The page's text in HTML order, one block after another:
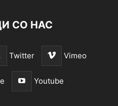
СО НАС
Twitter Vimeo
Youtube